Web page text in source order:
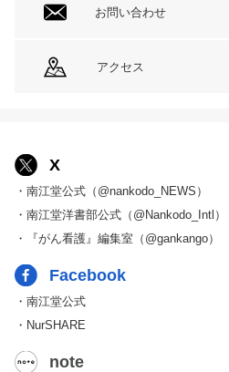
お問い合わせ
アクセス
X
・南江堂公式（@nankodo_NEWS）
・南江堂洋書部公式（@Nankodo_Intl）
・『がん看護』編集室（@gankango）
Facebook
・南江堂公式
・NurSHARE
note